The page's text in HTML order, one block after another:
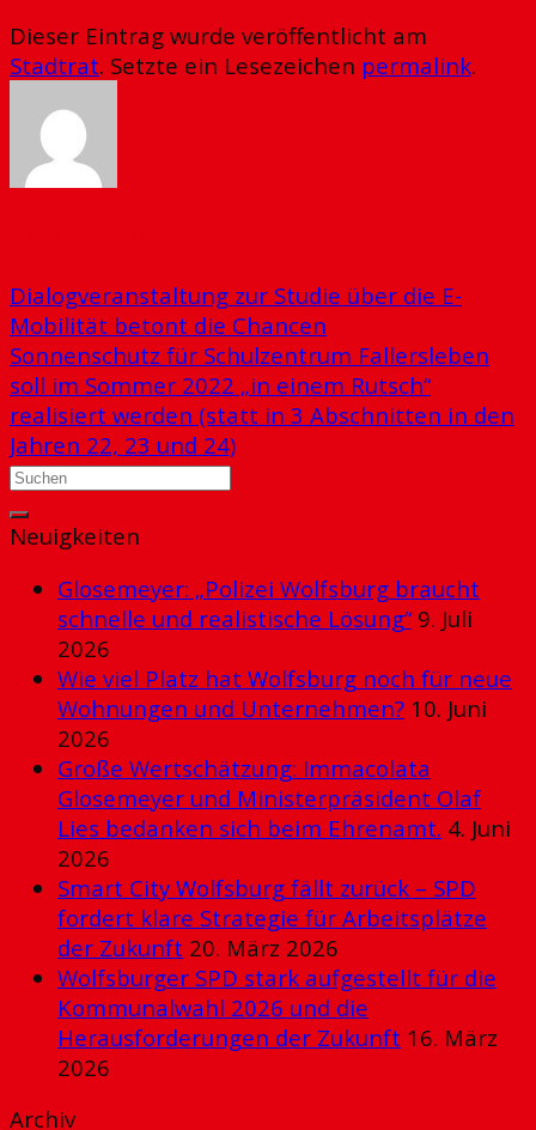
Dieser Eintrag wurde veröffentlicht am
Stadtrat. Setzte ein Lesezeichen permalink.
Dialogveranstaltung zur Studie über die E-
Mobilität betont die Chancen
Sonnenschutz für Schulzentrum Fallersleben
soll im Sommer 2022 „in einem Rutsch“
realisiert werden (statt in 3 Abschnitten in den
Jahren 22, 23 und 24)
Neuigkeiten
Glosemeyer: „Polizei Wolfsburg braucht
schnelle und realistische Lösung“ 9. Juli
2026
Wie viel Platz hat Wolfsburg noch für neue
Wohnungen und Unternehmen? 10. Juni
2026
Große Wertschätzung: Immacolata
Glosemeyer und Ministerpräsident Olaf
Lies bedanken sich beim Ehrenamt. 4. Juni
2026
Smart City Wolfsburg fällt zurück – SPD
fordert klare Strategie für Arbeitsplätze
der Zukunft 20. März 2026
Wolfsburger SPD stark aufgestellt für die
Kommunalwahl 2026 und die
Herausforderungen der Zukunft 16. März
2026
Archiv